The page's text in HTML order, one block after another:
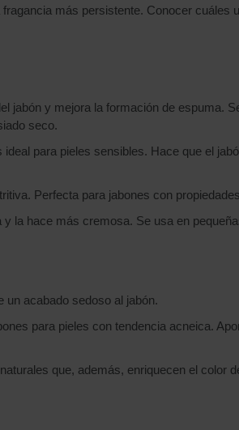
más persistente. Conocer cuáles
jabón y mejora la formación de espuma.
seco.
ideal para pieles sensibles. Hace que el
Perfecta para jabones con
y la hace más cremosa. Se usa en
un acabado sedoso al jabón.
para pieles con tendencia acneica.
que, además, enriquecen el color